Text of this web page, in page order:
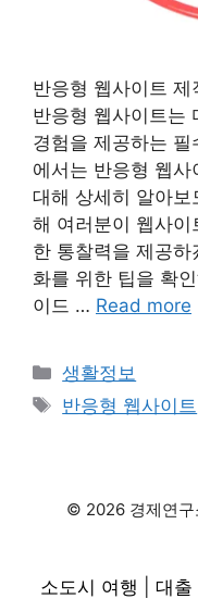
반응형 웹사이트
반응형 웹사이트는
경험을 제공하는
에서는 반응형 웹
대해 상세히 알아
해 여러분이 웹사이
한 통찰력을 제공하
화를 위한 팁을 확
이드 … Read more
Categories
생활정보
Tags
반응형 웹사이트
© 2026 경제연구
소도시 여행 대출